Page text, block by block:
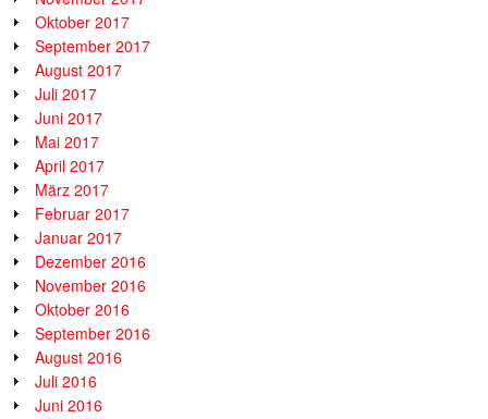
Oktober 2017
September 2017
August 2017
Juli 2017
Juni 2017
Mai 2017
April 2017
März 2017
Februar 2017
Januar 2017
Dezember 2016
November 2016
Oktober 2016
September 2016
August 2016
Juli 2016
Juni 2016